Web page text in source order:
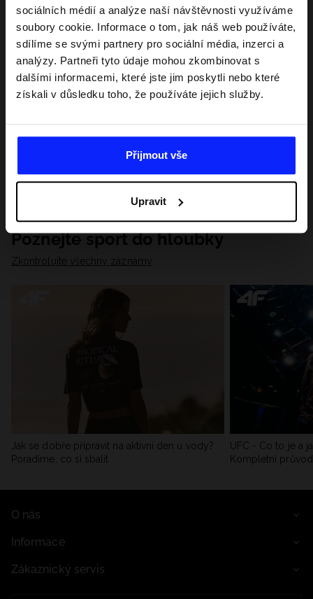
sociálních médií a analýze naší návštěvnosti využíváme
soubory cookie. Informace o tom, jak náš web používáte,
sdílíme se svými partnery pro sociální média, inzerci a
analýzy. Partneři tyto údaje mohou zkombinovat s
dalšími informacemi, které jste jim poskytli nebo které
získali v důsledku toho, že používáte jejich služby.
Přijmout vše
Upravit
Poznejte sport do hloubky
Zkontrolujte všechny záznamy
Jak se dobře připravit na aktivní den u vody?
Poradíme, co si sbalit
UFC - Co to je a
Kompletní
O nás
Informace
Zákaznický servis